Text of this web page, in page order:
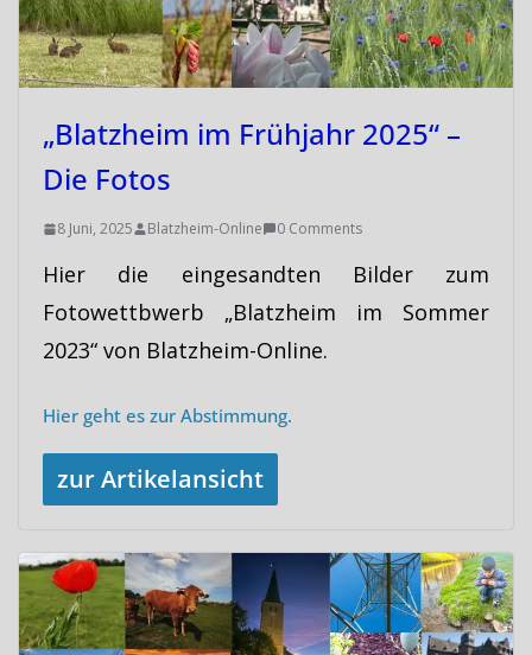
„Blatzheim im Frühjahr 2025“ –
Die Fotos
8 Juni, 2025 Blatzheim-Online 0 Comments
Hier die eingesandten Bilder zum
Fotowettbwerb „Blatzheim im Sommer
2023“ von Blatzheim-Online.
Hier geht es zur Abstimmung.
zur Artikelansicht